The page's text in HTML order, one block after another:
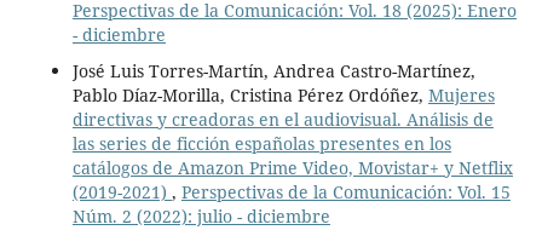
Perspectivas de la Comunicación: Vol. 18 (2025): Enero
- diciembre
José Luis Torres-Martín, Andrea Castro-Martínez,
Pablo Díaz-Morilla, Cristina Pérez Ordóñez, Mujeres
directivas y creadoras en el audiovisual. Análisis de
las series de ficción españolas presentes en los
catálogos de Amazon Prime Video, Movistar+ y Netflix
(2019-2021) , Perspectivas de la Comunicación: Vol. 15
Núm. 2 (2022): julio - diciembre